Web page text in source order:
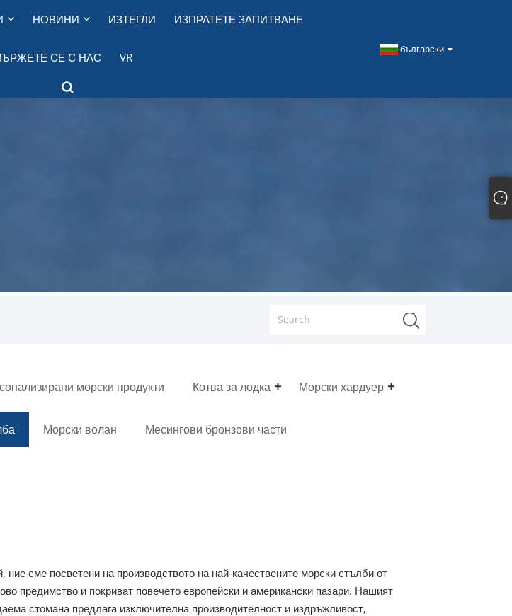
НОВИНИ ИЗТЕГЛИ ИЗПРАТЕТЕ ЗАПИТВАНЕ
СЕ С НАС VR
български
морски продукти Котва за лодка Морски хардуер
Морски волан Месингови бронзови части
сме посветени на производството на най-качествените морски стълби от
предимство и покриват повечето европейски и американски пазари. Нашият
стомана предлага изключителна производителност и издръжливост,